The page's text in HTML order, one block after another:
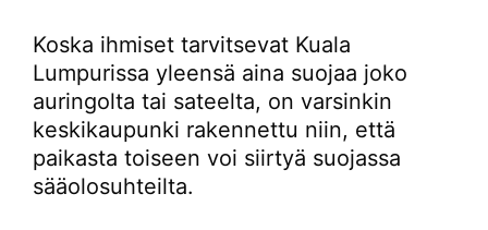
Koska ihmiset tarvitsevat Kuala
Lumpurissa yleensä aina suojaa joko
auringolta tai sateelta, on varsinkin
keskikaupunki rakennettu niin, että
paikasta toiseen voi siirtyä suojassa
sääolosuhteilta.